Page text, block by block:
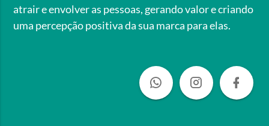
atrair e envolver as pessoas, gerando valor e criando
uma percepção positiva da sua marca para elas.